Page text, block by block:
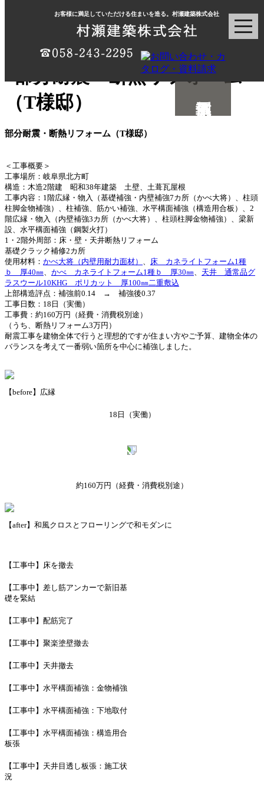
お客様に満足していただける住まいを造る。村瀬建築株式会社
部分耐震・断熱リフォーム（T様邸）
＜工事概要＞
工事場所：岐阜県北方町
構造：木造2階建 昭和38年建築 土壁、土葺瓦屋根
工事内容：1階広縁・物入（基礎補強・内壁補強7カ所（かべ大将）、柱頭
柱脚金物補強）、柱補強、筋かい補強、水平構面補強（構造用合板）、2
階広縁・物入（内壁補強3カ所（かべ大将）、柱頭柱脚金物補強）、梁新
設、水平構面補強（鋼製火打）
1・2階外周部：床・壁・天井断熱リフォーム
基礎クラック補修2カ所
使用材料： かべ大将（内壁用耐力面材） 、 床 カネライトフォーム1種
ｂ 厚40㎜、 かべ カネライトフォーム1種ｂ 厚30㎜、 天井 通常品グ
ラスウール10KHG ポリカット 厚100㎜二重敷込
上部構造評点：補強前0.14 → 補強後0.37
工事日数：18日（実働）
工事費：約160万円（経費・消費税別途）
（うち、断熱リフォーム3万円）
耐震工事を建物全体で行うと理想的ですが住まい方やご予算、建物全体の
バランスを考えて一番弱い箇所を中心に補強しました。
【before】広縁
18日（実働）
約160万円 （経費・消費税別途）
【after】和風クロスとフローリングで和モダンに
【工事中】床を撤去
【工事中】差し筋アンカーで新旧基
礎を緊結
【工事中】配筋完了
【工事中】聚楽塗壁撤去
【工事中】天井撤去
【工事中】水平構面補強：金物補強
【工事中】水平構面補強：下地取付
【工事中】水平構面補強：構造用合
板張
【工事中】天井目透し板張：施工状
況